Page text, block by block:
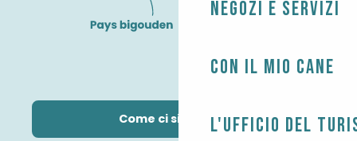
Negozi e servizi
Con il mio cane
L'Ufficio del
Come ci si arriva?